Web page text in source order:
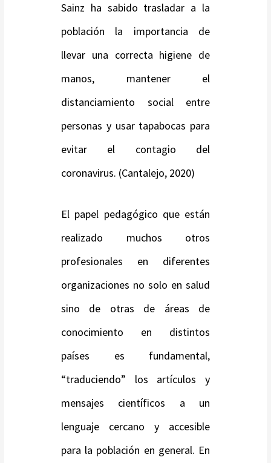
Sainz ha sabido trasladar a la
población la importancia de
llevar una correcta higiene de
manos, mantener el
distanciamiento social entre
personas y usar tapabocas para
evitar el contagio del
coronavirus. (Cantalejo, 2020)
El papel pedagógico que están
realizado muchos otros
profesionales en diferentes
organizaciones no solo en salud
sino de otras de áreas de
conocimiento en distintos
países es fundamental,
“traduciendo” los artículos y
mensajes científicos a un
lenguaje cercano y accesible
para la población en general. En